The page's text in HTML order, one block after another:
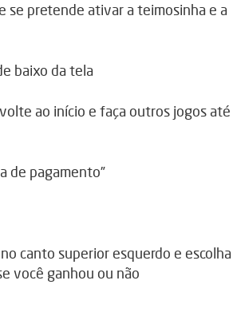
se pretende ativar a teimosinha e a
baixo da tela
ao início e faça outros jogos até
de pagamento”
canto superior esquerdo e escolha
você ganhou ou não